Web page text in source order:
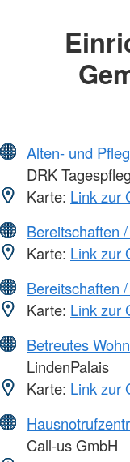
Alten- und
DRK
Karte: Link zur
Bereitschaften
Karte: Link zur
Bereitschaften
Karte: Link zur
Betreutes
LindenPalais
Karte: Link zur
Call-us GmbH